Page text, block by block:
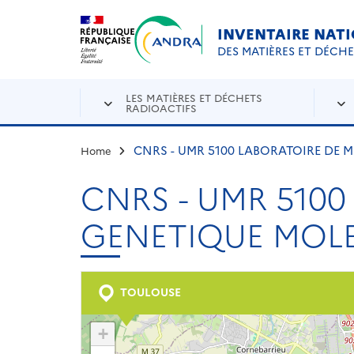
Aller au contenu principal
INVENTAIRE
DES MATIÈRES ET
LES MATIÈRES ET DÉCHETS
RADIOACTIFS
Home CNRS - UMR 5100 LABORATOIRE DE
CNRS - UMR
GENETIQUE
TOULOUSE
+